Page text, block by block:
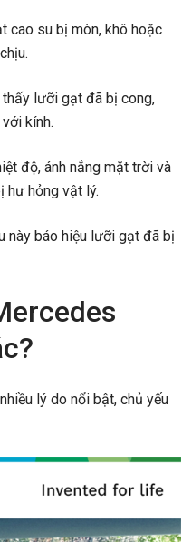
cao su bị mòn, khô hoặc
lưỡi gạt đã bị cong,
kính.
độ, ánh nắng mặt trời và
hư hỏng vật lý.
này báo hiệu lưỡi gạt đã bị
lý do nổi bật, chủ yếu